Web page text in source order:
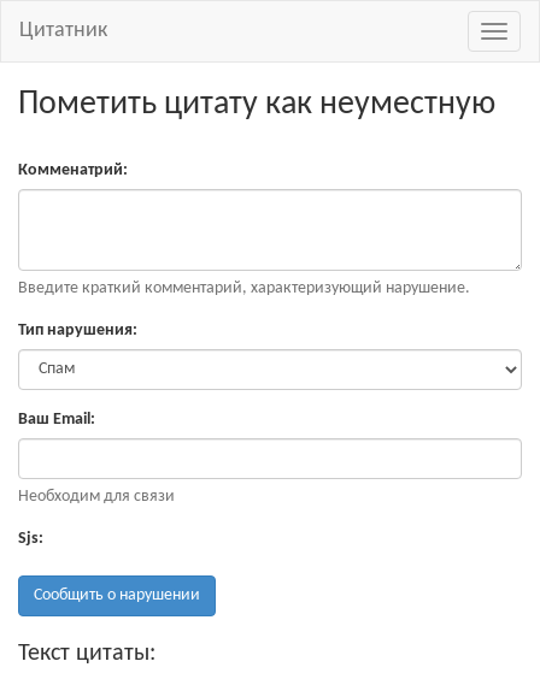
Цитатник
Пометить цитату как неуместную
Комменатрий:
Введите краткий комментарий, характеризующий нарушение.
Тип нарушения:
Ваш Email:
Необходим для связи
Sjs:
Сообщить о нарушении
Текст цитаты: